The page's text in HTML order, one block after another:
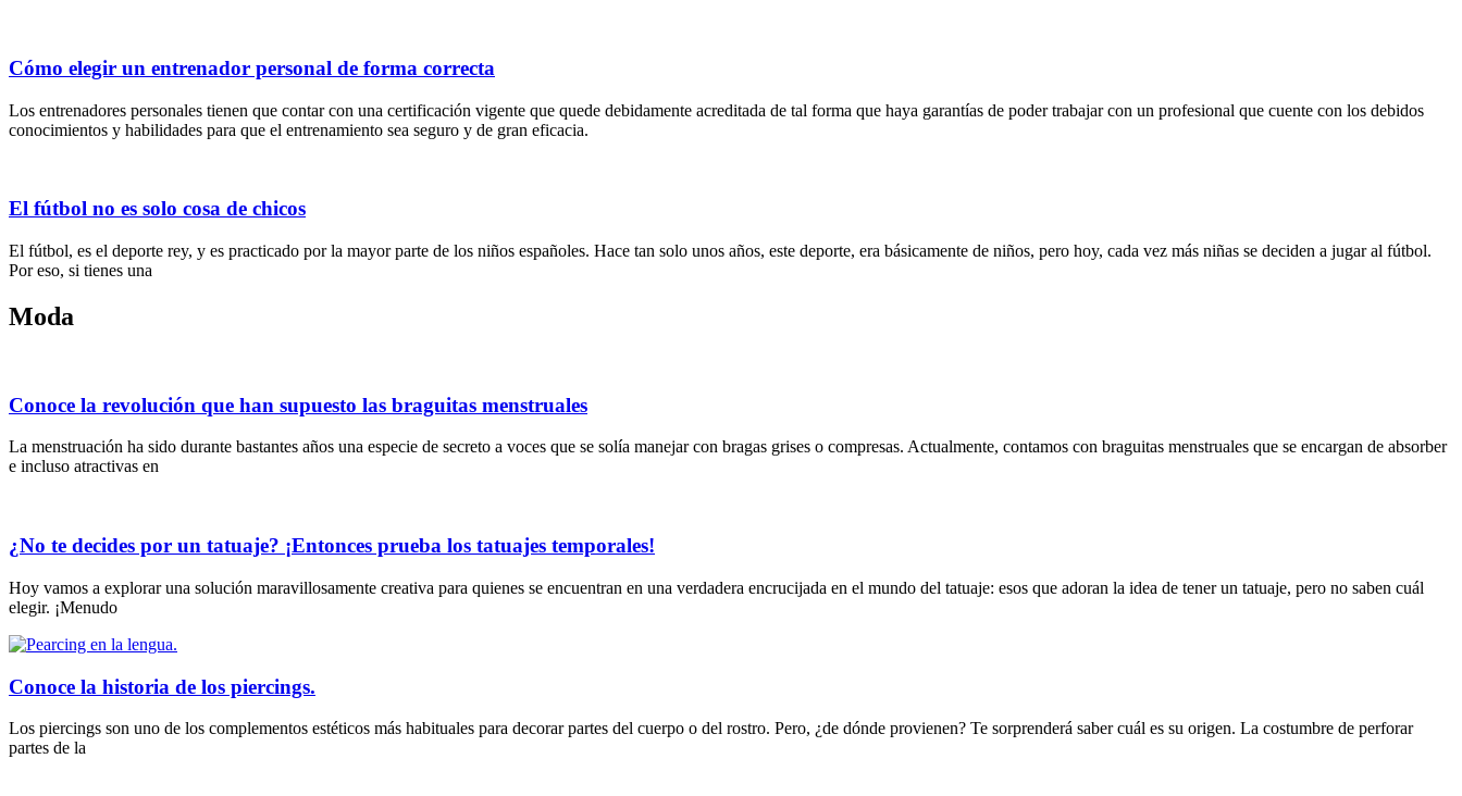
Cómo elegir un entrenador personal de forma correcta
Los entrenadores personales tienen que contar con una certificación vigente que quede debidamente acreditada de tal forma que haya garantías de poder trabajar con un profesional que cuente con los debidos
conocimientos y habilidades para que el entrenamiento sea seguro y de gran eficacia.
El fútbol no es solo cosa de chicos
El fútbol, es el deporte rey, y es practicado por la mayor parte de los niños españoles. Hace tan solo unos años, este deporte, era básicamente de niños, pero hoy, cada vez más niñas se deciden a jugar al fútbol.
Por eso, si tienes una
Moda
Conoce la revolución que han supuesto las braguitas menstruales
La menstruación ha sido durante bastantes años una especie de secreto a voces que se solía manejar con bragas grises o compresas. Actualmente, contamos con braguitas menstruales que se encargan de absorber
e incluso atractivas en
¿No te decides por un tatuaje? ¡Entonces prueba los tatuajes temporales!
Hoy vamos a explorar una solución maravillosamente creativa para quienes se encuentran en una verdadera encrucijada en el mundo del tatuaje: esos que adoran la idea de tener un tatuaje, pero no saben cuál
elegir. ¡Menudo
Conoce la historia de los piercings.
Los piercings son uno de los complementos estéticos más habituales para decorar partes del cuerpo o del rostro. Pero, ¿de dónde provienen? Te sorprenderá saber cuál es su origen. La costumbre de perforar
partes de la